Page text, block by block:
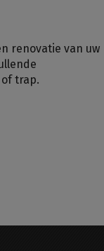
renovatie van uw
trap.